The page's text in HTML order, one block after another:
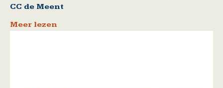
CC de Meent
Meer lezen